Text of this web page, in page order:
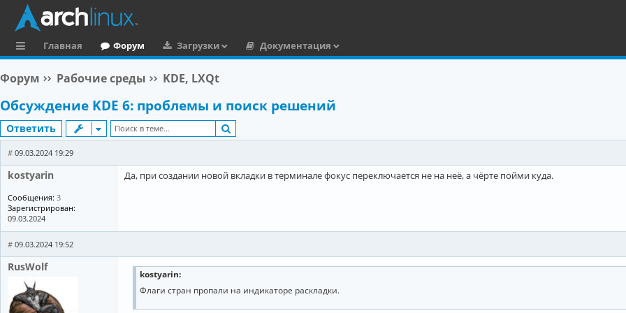
ы
л
к
и
Главная Форум Загрузки
Документация
Форум Рабочие среды KDE, LXQt
Обсуждение KDE 6: проблемы и поиск решений
Ответить
kostyarin
Сообщения: 3
Зарегистрирован:
09.03.2024
# 09.03.2024 19:29
Да, при создании новой вкладки в терминале фокус переключается не на неё, а чёрте пойми куда.
RusWolf
# 09.03.2024 19:52
kostyarin:
Флаги стран пропали на индикаторе раскладки.